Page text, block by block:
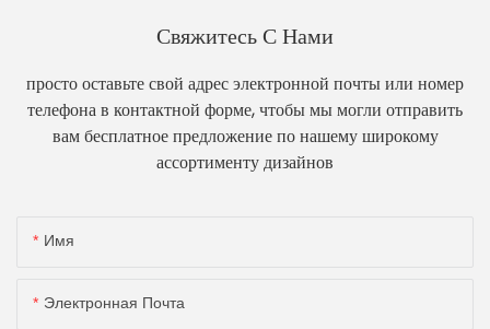
Свяжитесь С Нами
просто оставьте свой адрес электронной почты или номер
телефона в контактной форме, чтобы мы могли отправить
вам бесплатное предложение по нашему широкому
ассортименту дизайнов
Имя
Электронная Почта